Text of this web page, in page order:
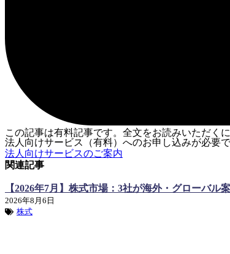
この記事は有料記事です。全文をお読みいただくに
法人向けサービス（有料）へのお申し込みが必要で
法人向けサービスのご案内
関連記事
【2026年7月】株式市場：3社が海外・グローバル
2026年8月6日
株式